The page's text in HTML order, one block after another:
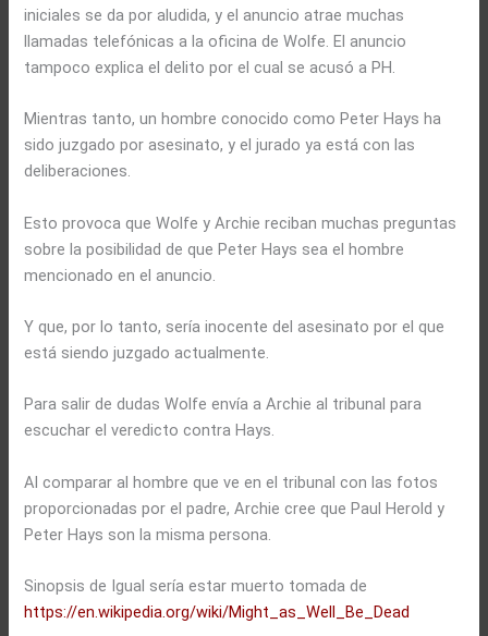
iniciales se da por aludida, y el anuncio atrae muchas
llamadas telefónicas a la oficina de Wolfe. El anuncio
tampoco explica el delito por el cual se acusó a PH.
Mientras tanto, un hombre conocido como Peter Hays ha
sido juzgado por asesinato, y el jurado ya está con las
deliberaciones.
Esto provoca que Wolfe y Archie reciban muchas preguntas
sobre la posibilidad de que Peter Hays sea el hombre
mencionado en el anuncio.
Y que, por lo tanto, sería inocente del asesinato por el que
está siendo juzgado actualmente.
Para salir de dudas Wolfe envía a Archie al tribunal para
escuchar el veredicto contra Hays.
Al comparar al hombre que ve en el tribunal con las fotos
proporcionadas por el padre, Archie cree que Paul Herold y
Peter Hays son la misma persona.
Sinopsis de Igual sería estar muerto tomada de
https://en.wikipedia.org/wiki/Might_as_Well_Be_Dead